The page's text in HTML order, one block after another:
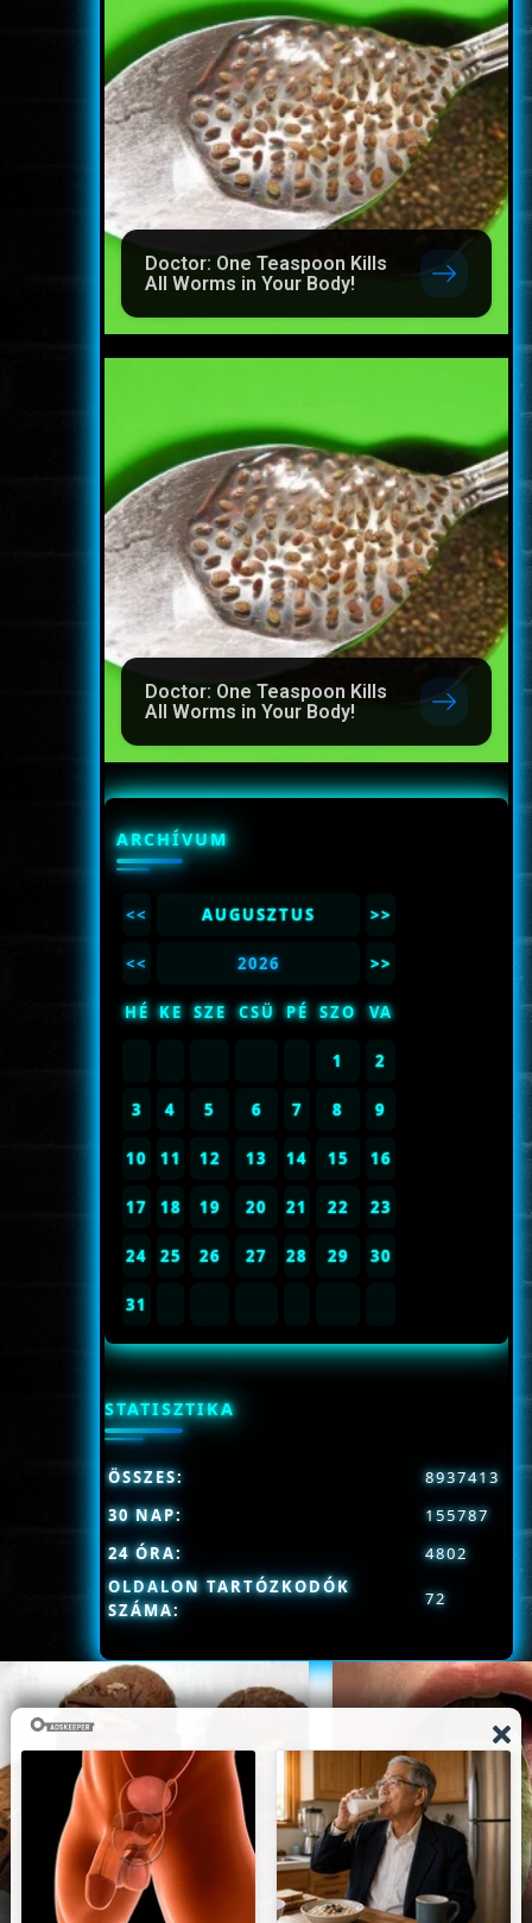
Doctor: One Teaspoon Kills
All Worms in Your Body!
Doctor: One Teaspoon Kills
All Worms in Your Body!
ARCHÍVUM
<< AUGUSZTUS >>
<< 2026 >>
HÉ KE SZE CSÜ PÉ SZO VA
1 2
3 4 5 6 7 8 9
10 11 12 13 14 15 16
17 18 19 20 21 22 23
24 25 26 27 28 29 30
31
STATISZTIKA
OLDALON TARTÓZKODÓK
SZÁMA:
72
ÖSSZES:
8937413
30 NAP:
155787
24 ÓRA:
4802